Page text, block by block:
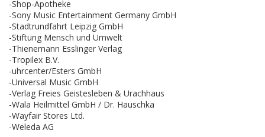
-Shop-Apotheke
-Sony Music Entertainment Germany GmbH
-Stadtrundfahrt Leipzig GmbH
-Stiftung Mensch und Umwelt
-Thienemann Esslinger Verlag
-Tropilex B.V.
-uhrcenter/Esters GmbH
-Universal Music GmbH
-Verlag Freies Geistesleben & Urachhaus
-Wala Heilmittel GmbH / Dr. Hauschka
-Wayfair Stores Ltd.
-Weleda AG